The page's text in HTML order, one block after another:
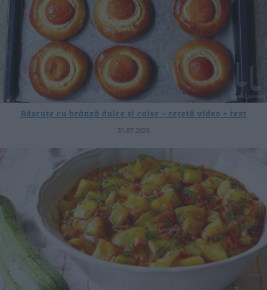
Băscuțe cu brânză dulce și caise – rețetă video + text
31.07.2026